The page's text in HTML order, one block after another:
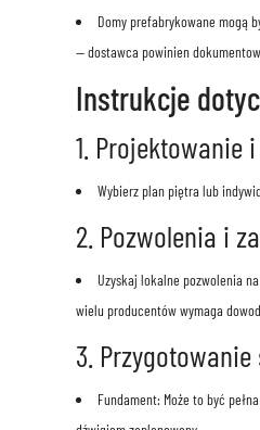
Domy prefabrykowane mogą
— dostawca powinien
Instrukcje
1. Projektowanie
Wybierz plan piętra lub
2. Pozwolenia i
Uzyskaj lokalne pozwolenia
wielu producentów wymaga
3.
Fundament: Może to być